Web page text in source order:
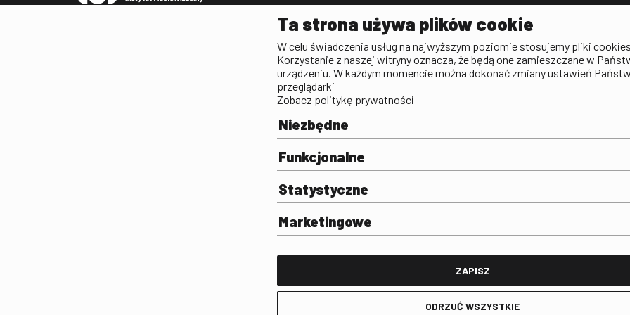
Biogramy.pl. Polski Portal
Filmoteka Szkolna
Olimpiada Wiedzy o Filmie i
Komunikacji Społecznej
Repozytorium Cyfrowe
Wynajem przestrzeni FINA
Aktualności
Publicystyka filmowa
Deklaracja dostępności
Polityka antykorupcyjna
Praca w FINA
Ta strona używa plików cookie
W celu świadczenia usług na najwyższym poziomie stosujemy pliki cookies.
Korzystanie z naszej witryny oznacza, że będą one zamieszczane w
urządzeniu. W każdym momencie można dokonać zmiany ustawień
przeglądarki
Zobacz politykę prywatności
Niezbędne
Funkcjonalne
Statystyczne
Marketingowe
ZAPISZ
ODRZUĆ WSZYSTKIE